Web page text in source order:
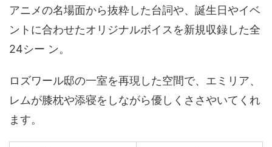
アニメの名場面から抜粋した台詞や、誕生日やイベ
ントに合わせたオリジナルボイスを新規収録した全
24シー ン。
ロズワール邸の一室を再現した空間で、エミリア、
レムが膝枕や添寝をしながら優しくささやいてくれ
ます。